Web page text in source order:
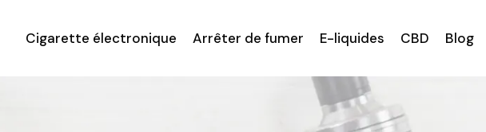
Cigarette électronique Arrêter de fumer E-liquides CBD Blog